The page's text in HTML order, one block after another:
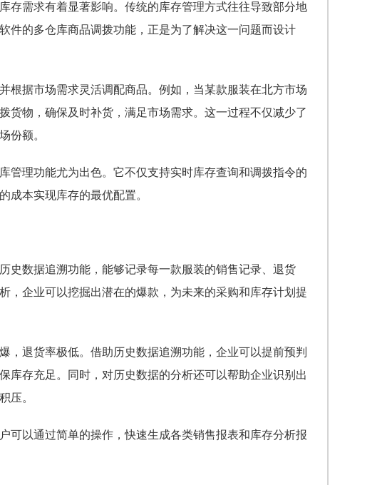
存需求有着显著影响。传统的库存管理方式往往导致部分地
件的多仓库商品调拨功能，正是为了解决这一问题而设计
根据市场需求灵活调配商品。例如，当某款服装在北方市场
货物，确保及时补货，满足市场需求。这一过程不仅减少了
份额。
管理功能尤为出色。它不仅支持实时库存查询和调拨指令的
成本实现库存的最优配置。
史数据追溯功能，能够记录每一款服装的销售记录、退货
，企业可以挖掘出潜在的爆款，为未来的采购和库存计划提
，退货率极低。借助历史数据追溯功能，企业可以提前预判
库存充足。同时，对历史数据的分析还可以帮助企业识别出
压。
可以通过简单的操作，快速生成各类销售报表和库存分析报